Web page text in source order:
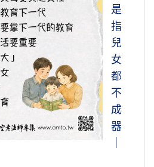
是
指
兒
女
都
不
成
器